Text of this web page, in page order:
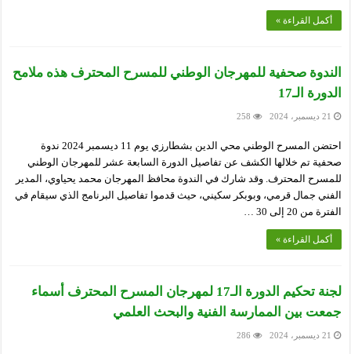
أكمل القراءة »
الندوة صحفية للمهرجان الوطني للمسرح المحترف هذه ملامح
الدورة الـ17
21 ديسمبر، 2024 258
احتضن المسرح الوطني محي الدين بشطارزي يوم 11 ديسمبر 2024 ندوة
صحفية تم خلالها الكشف عن تفاصيل الدورة السابعة عشر للمهرجان الوطني
للمسرح المحترف. وقد شارك في الندوة محافظ المهرجان محمد يحياوي، المدير
الفني جمال قرمي، وبوبكر سكيني، حيث قدموا تفاصيل البرنامج الذي سيقام في
الفترة من 20 إلى 30 …
أكمل القراءة »
لجنة تحكيم الدورة الـ17 لمهرجان المسرح المحترف أسماء
جمعت بين الممارسة الفنية والبحث العلمي
21 ديسمبر، 2024 286